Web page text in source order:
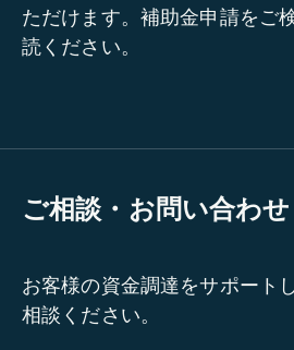
ただけます。補助金申請をご
読ください。
ご相談・お問い合わせ
お客様の資金調達をサポート
相談ください。